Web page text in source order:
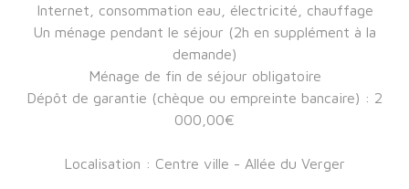
Internet, consommation eau, électricité, chauffage
Un ménage pendant le séjour (2h en supplément à la
demande)
Ménage de fin de séjour obligatoire
Dépôt de garantie (chèque ou empreinte bancaire) : 2
000,00€
Localisation : Centre ville - Allée du Verger